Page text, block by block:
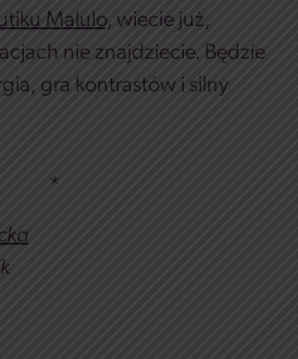
Malulo, wiecie już,
nie znajdziecie. Będzie
gra kontrastów i silny
*